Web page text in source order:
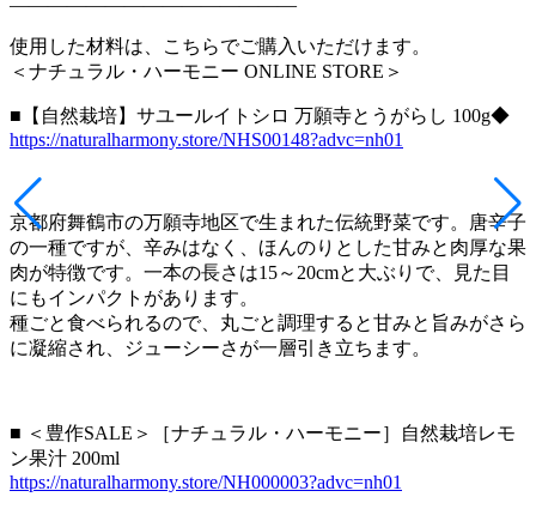
———————————————
使用した材料は、こちらでご購入いただけます。
＜ナチュラル・ハーモニー ONLINE STORE＞
■【自然栽培】サユールイトシロ 万願寺とうがらし 100g◆
https://naturalharmony.store/NHS00148?advc=nh01
京都府舞鶴市の万願寺地区で生まれた伝統野菜です。唐辛子
の一種ですが、辛みはなく、ほんのりとした甘みと肉厚な果
肉が特徴です。一本の長さは15～20cmと大ぶりで、見た目
にもインパクトがあります。
種ごと食べられるので、丸ごと調理すると甘みと旨みがさら
に凝縮され、ジューシーさが一層引き立ちます。
■ ＜豊作SALE＞［ナチュラル・ハーモニー］自然栽培レモ
ン果汁 200ml
https://naturalharmony.store/NH000003?advc=nh01